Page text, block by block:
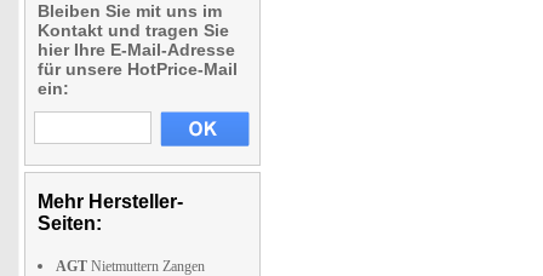
Bleiben Sie mit uns im
Kontakt und tragen Sie
hier Ihre E-Mail-Adresse
für unsere HotPrice-Mail
ein:
Mehr Hersteller-
Seiten:
AGT Nietmuttern Zangen